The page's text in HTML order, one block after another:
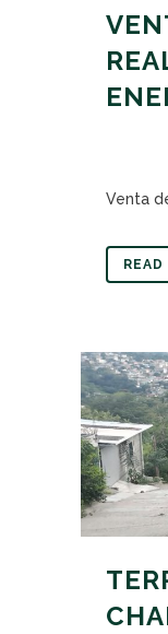
Venta
READ